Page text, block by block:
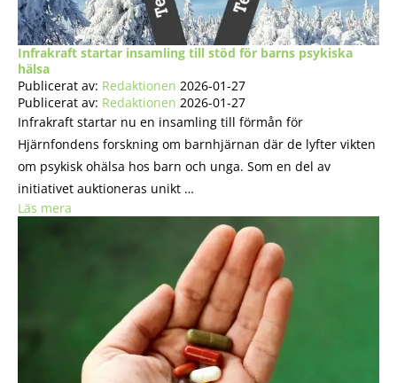
Infrakraft startar insamling till stöd för barns psykiska
hälsa
Publicerat av: Redaktionen 2026-01-27
Publicerat av: Redaktionen 2026-01-27
Infrakraft startar nu en insamling till förmån för
Hjärnfondens forskning om barnhjärnan där de lyfter vikten
om psykisk ohälsa hos barn och unga. Som en del av
initiativet auktioneras unikt …
Läs mera